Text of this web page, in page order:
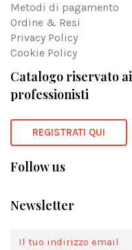
Catalogo riservato ai
professionisti
REGISTRATI QUI
Metodi di pagamento
Ordine & Resi
Privacy Policy
Cookie Policy
Follow us
Newsletter